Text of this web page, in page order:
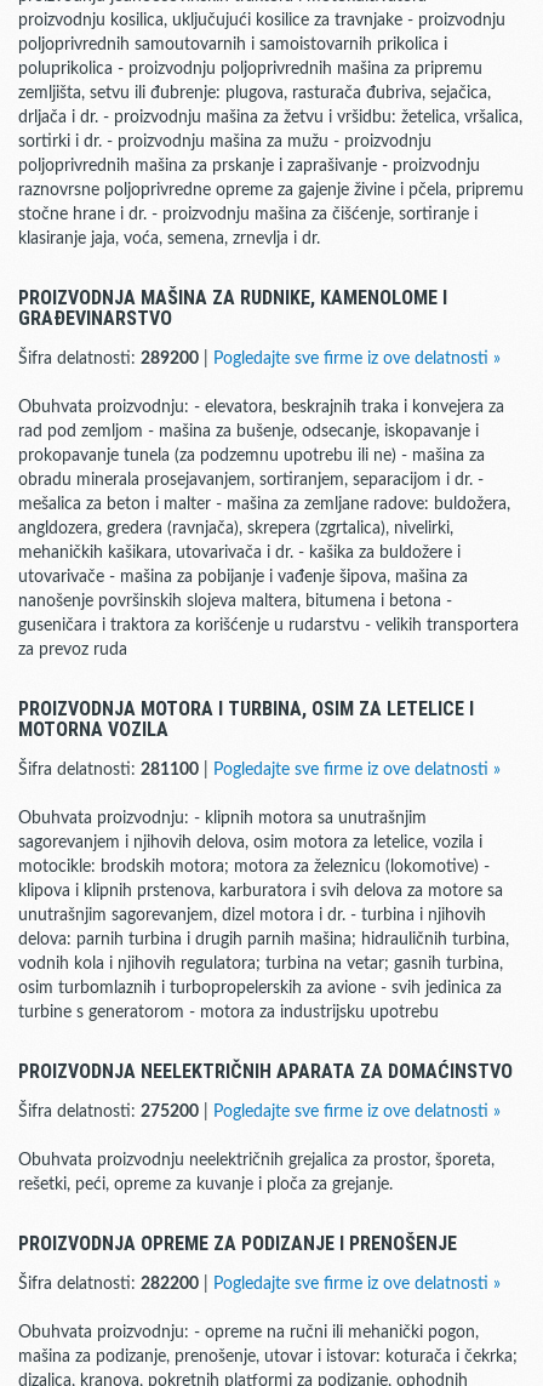
proizvodnju kosilica, uključujući kosilice za travnjake - proizvodnju
poljoprivrednih samoutovarnih i samoistovarnih prikolica i
poluprikolica - proizvodnju poljoprivrednih mašina za pripremu
zemljišta, setvu ili đubrenje: plugova, rasturača đubriva, sejačica,
drljača i dr. - proizvodnju mašina za žetvu i vršidbu: žetelica, vršalica,
sortirki i dr. - proizvodnju mašina za mužu - proizvodnju
poljoprivrednih mašina za prskanje i zaprašivanje - proizvodnju
raznovrsne poljoprivredne opreme za gajenje živine i pčela, pripremu
stočne hrane i dr. - proizvodnju mašina za čišćenje, sortiranje i
klasiranje jaja, voća, semena, zrnevlja i dr.
PROIZVODNJA MAŠINA ZA RUDNIKE, KAMENOLOME I
GRAĐEVINARSTVO
Šifra delatnosti: 289200 Pogledajte sve firme iz ove delatnosti »
Obuhvata proizvodnju: - elevatora, beskrajnih traka i konvejera za
rad pod zemljom - mašina za bušenje, odsecanje, iskopavanje i
prokopavanje tunela (za podzemnu upotrebu ili ne) - mašina za
obradu minerala prosejavanjem, sortiranjem, separacijom i dr. -
mešalica za beton i malter - mašina za zemljane radove: buldožera,
angldozera, gredera (ravnjača), skrepera (zgrtalica), nivelirki,
mehaničkih kašikara, utovarivača i dr. - kašika za buldožere i
utovarivače - mašina za pobijanje i vađenje šipova, mašina za
nanošenje površinskih slojeva maltera, bitumena i betona -
guseničara i traktora za korišćenje u rudarstvu - velikih transportera
za prevoz ruda
PROIZVODNJA MOTORA I TURBINA, OSIM ZA LETELICE I
MOTORNA VOZILA
Šifra delatnosti: 281100 Pogledajte sve firme iz ove delatnosti »
Obuhvata proizvodnju: - klipnih motora sa unutrašnjim
sagorevanjem i njihovih delova, osim motora za letelice, vozila i
motocikle: brodskih motora; motora za železnicu (lokomotive) -
klipova i klipnih prstenova, karburatora i svih delova za motore sa
unutrašnjim sagorevanjem, dizel motora i dr. - turbina i njihovih
delova: parnih turbina i drugih parnih mašina; hidrauličnih turbina,
vodnih kola i njihovih regulatora; turbina na vetar; gasnih turbina,
osim turbomlaznih i turbopropelerskih za avione - svih jedinica za
turbine s generatorom - motora za industrijsku upotrebu
PROIZVODNJA NEELEKTRIČNIH APARATA ZA DOMAĆINSTVO
Šifra delatnosti: 275200 Pogledajte sve firme iz ove delatnosti »
Obuhvata proizvodnju neelektričnih grejalica za prostor, šporeta,
rešetki, peći, opreme za kuvanje i ploča za grejanje.
PROIZVODNJA OPREME ZA PODIZANJE I PRENOŠENJE
Šifra delatnosti: 282200 Pogledajte sve firme iz ove delatnosti »
Obuhvata proizvodnju: - opreme na ručni ili mehanički pogon,
mašina za podizanje, prenošenje, utovar i istovar: koturača i čekrka;
dizalica, kranova, pokretnih platformi za podizanje, ophodnih